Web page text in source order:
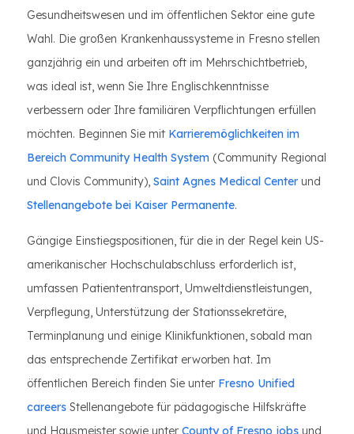
Gesundheitswesen und im öffentlichen Sektor eine gute
Wahl. Die großen Krankenhaussysteme in Fresno stellen
ganzjährig ein und arbeiten oft im Mehrschichtbetrieb,
was ideal ist, wenn Sie Ihre Englischkenntnisse
verbessern oder Ihre familiären Verpflichtungen erfüllen
möchten. Beginnen Sie mit Karrieremöglichkeiten im
Bereich Community Health System (Community Regional
und Clovis Community), Saint Agnes Medical Center und
Stellenangebote bei Kaiser Permanente.
Gängige Einstiegspositionen, für die in der Regel kein US-
amerikanischer Hochschulabschluss erforderlich ist,
umfassen Patiententransport, Umweltdienstleistungen,
Verpflegung, Unterstützung der Stationssekretäre,
Terminplanung und einige Klinikfunktionen, sobald man
das entsprechende Zertifikat erworben hat. Im
öffentlichen Bereich finden Sie unter Fresno Unified
careers Stellenangebote für pädagogische Hilfskräfte
und Hausmeister sowie unter County of Fresno jobs und